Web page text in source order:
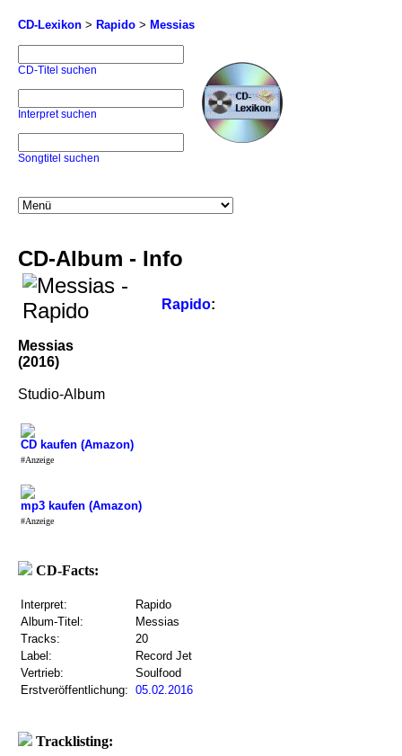
CD-Lexikon > Rapido > Messias
CD-Titel suchen
Interpret suchen
Songtitel suchen
CD-Album - Info
Rapido:
Messias
(2016)
Studio-Album
CD kaufen (Amazon)
#Anzeige
mp3 kaufen (Amazon)
#Anzeige
CD-Facts:
Interpret:
Rapido
Album-Titel:
Messias
Tracks:
20
Label:
Record Jet
Vertrieb:
Soulfood
Erstveröffentlichung: 05.02.2016
Tracklisting: